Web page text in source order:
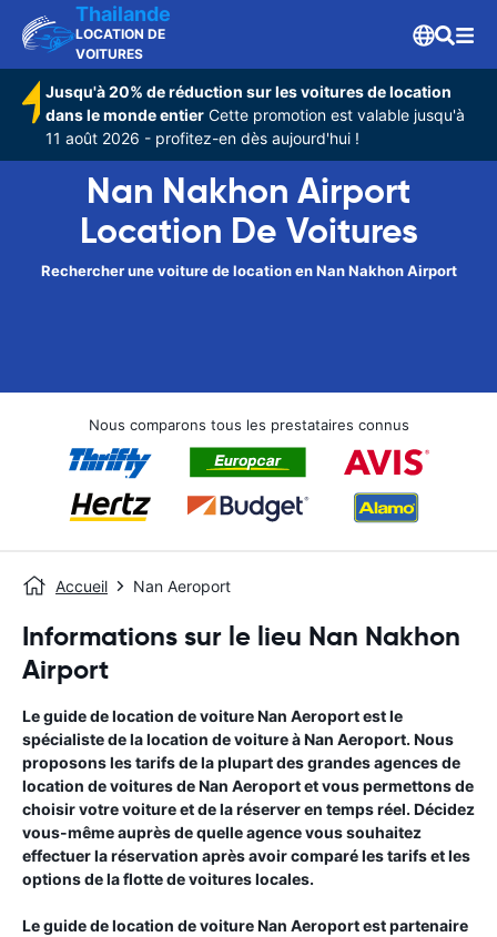
Thailande
LOCATION DE
VOITURES
Jusqu'à 20% de réduction sur les voitures de location
dans le monde entier Cette promotion est valable jusqu'à
11 août 2026 - profitez-en dès aujourd'hui !
Nan Nakhon Airport
Location De Voitures
Rechercher une voiture de location en Nan Nakhon Airport
Nous comparons tous les prestataires connus
Accueil Nan Aeroport
Informations sur le lieu Nan Nakhon
Airport
Le guide de location de voitureNan Aeroportest le
spécialiste de la location de voiture àNan Aeroport. Nous
proposons les tarifs de la plupart des grandes agences de
location de voitures deNan Aeroportet vous permettons de
choisir votre voiture et de la réserver en temps réel. Décidez
vous-même auprès de quelle agence vous souhaitez
effectuer la réservation après avoir comparé les tarifs et les
options de la flotte de voitures locales.
Le guide de location de voitureNan Aeroportest partenaire